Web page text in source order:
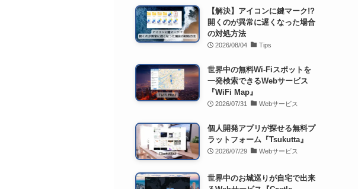
【解決】アイコンに鍵マーク!?
開くのが異常に遅くなった場合
の対処方法
2026/08/04 Tips
世界中の無料Wi-Fiスポットを
一発検索できるWebサービス
『WiFi Map』
2026/07/31 Webサービス
個人開発アプリが探せる無料プ
ラットフォーム『Tsukutta』
2026/07/29 Webサービス
世界中のお城巡りが自宅で出来